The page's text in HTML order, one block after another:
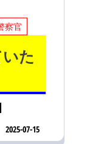
察官
た
2025-07-15